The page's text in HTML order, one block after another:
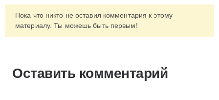
Пока что никто не оставил комментария к этому
материалу. Ты можешь быть первым!
Оставить комментарий